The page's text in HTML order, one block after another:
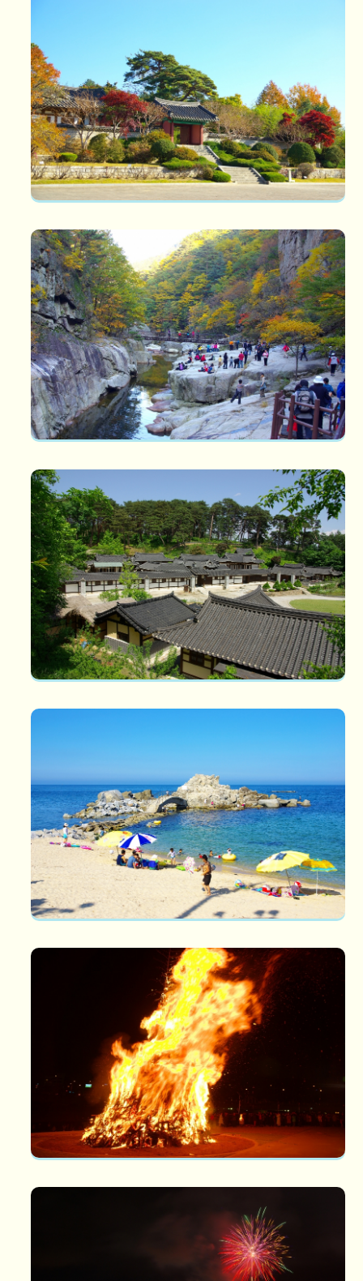
오죽헌
오죽헌 위 치: 강원 강릉시 죽헌동 201 문화재: 보물 165 호 강릉
오죽헌안에는 오죽헌을 비...
소금강
소금강 가을의 붓끝에서 완성되는 소금강의 풍경 작은 금강산이라
칭할 정도로 아름다운 자연...
선교장
선교장 선교장은 강원도 지역에서 가장 잘 남아 있는 품위있는 사대
부 가옥이다. 강릉시에 경포쪽...
사천 진 해변
사천진해변 사천면 사천진리에 있으며 길이 800m, 1만6천㎡의 백
사장이 있다. 사천항에서 싱싱한 횟...
망월제
망월제 예로부터 우리 선조들은 정월대보름을 설, 단오, 추석과 더
불어 4대 명절로 지내왔다. 대보름...
단오제